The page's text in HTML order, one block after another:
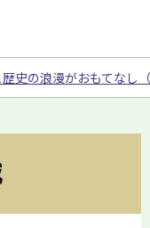
史の浪漫がおもてなし